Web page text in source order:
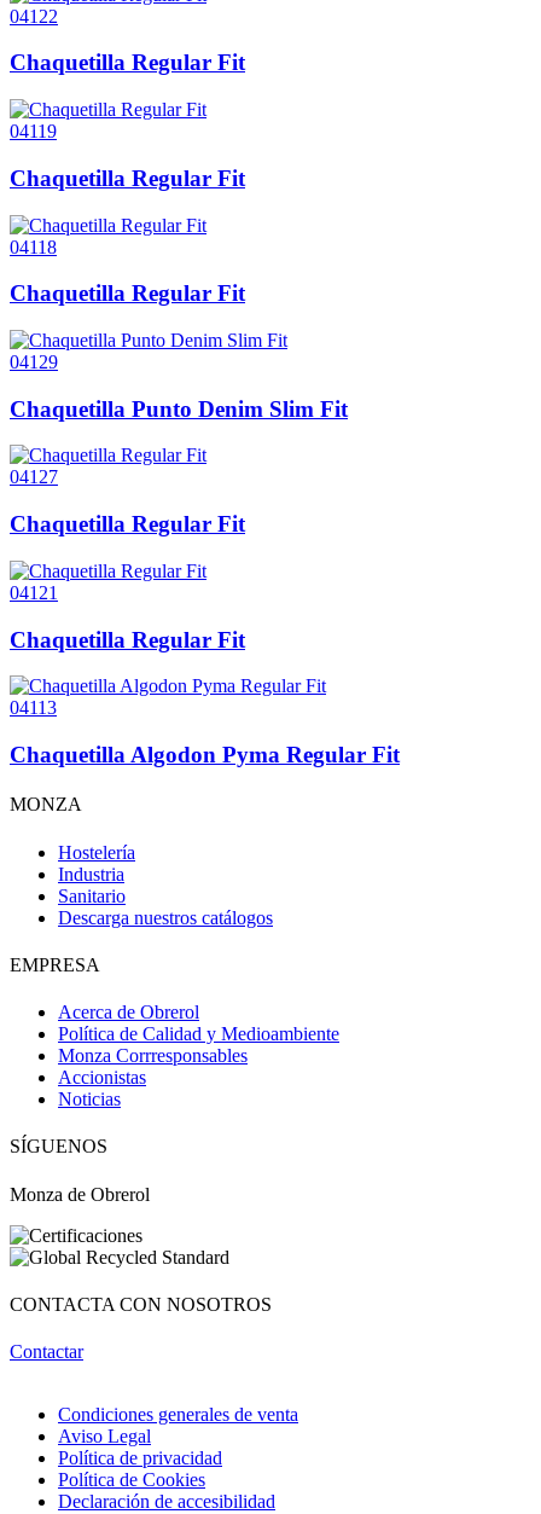
04122
Chaquetilla Regular Fit
04119
Chaquetilla Regular Fit
04118
Chaquetilla Regular Fit
04129
Chaquetilla Punto Denim Slim Fit
04127
Chaquetilla Regular Fit
04121
Chaquetilla Regular Fit
04113
Chaquetilla Algodon Pyma Regular Fit
MONZA
Hostelería
Industria
Sanitario
Descarga nuestros catálogos
EMPRESA
Acerca de Obrerol
Política de Calidad y Medioambiente
Monza Corrresponsables
Accionistas
Noticias
SÍGUENOS
Monza de Obrerol
CONTACTA CON NOSOTROS
Contactar
Condiciones generales de venta
Aviso Legal
Política de privacidad
Política de Cookies
Declaración de accesibilidad